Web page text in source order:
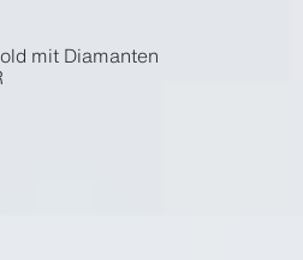
mit Diamanten